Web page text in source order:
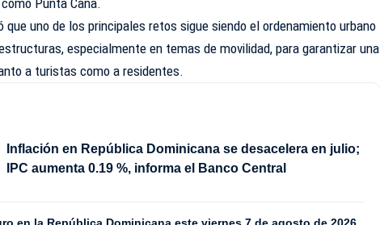
que uno de los principales retos sigue siendo el ordenamiento urbano
especialmente en temas de movilidad, para garantizar una
a turistas como a residentes.
Inflación en República Dominicana se desacelera en julio;
IPC aumenta 0.19 %, informa el Banco Central
en la República Dominicana este viernes 7 de agosto de 2026